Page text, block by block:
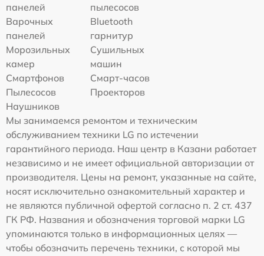
панелей
пылесосов
Варочных
панелей
Bluetooth
гарнитур
Морозильных
камер
Сушильных
машин
Смартфонов
Смарт-часов
Пылесосов
Проекторов
Наушников
Мы занимаемся ремонтом и техническим
обслуживанием техники LG по истечении
гарантийного периода. Наш центр в Казани работает
независимо и не имеет официальной авторизации от
производителя. Цены на ремонт, указанные на сайте,
носят исключительно ознакомительный характер и
не являются публичной офертой согласно п. 2 ст. 437
ГК РФ. Названия и обозначения торговой марки LG
упоминаются только в информационных целях —
чтобы обозначить перечень техники, с которой мы